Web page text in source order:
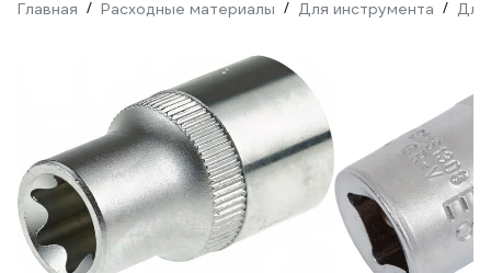
Главная / Расходные материалы / Для инструмента / Для